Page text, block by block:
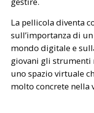
La pellicola diventa
sull’importanza di
mondo digitale e
giovani gli strumenti
uno spazio virtuale
molto concrete nella